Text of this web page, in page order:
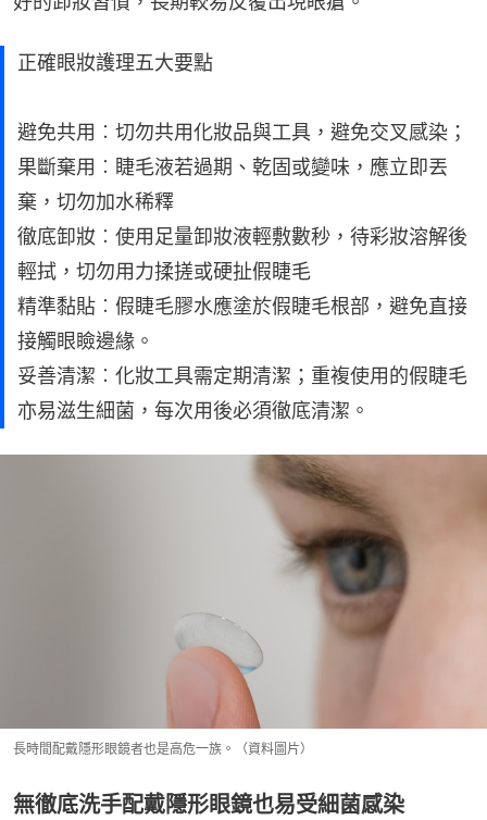
正確眼妝護理五大要點
避免共用︰切勿共用化妝品與工具，避免交叉感染；
果斷棄用︰睫毛液若過期、乾固或變味，應立即丟
棄，切勿加水稀釋
徹底卸妝︰使用足量卸妝液輕敷數秒，待彩妝溶解後
輕拭，切勿用力揉搓或硬扯假睫毛
精準黏貼︰假睫毛膠水應塗於假睫毛根部，避免直接
接觸眼瞼邊緣。
妥善清潔︰化妝工具需定期清潔；重複使用的假睫毛
亦易滋生細菌，每次用後必須徹底清潔。
長時間配戴隱形眼鏡者也是高危一族。（資料圖片）
無徹底洗手配戴隱形眼鏡也易受細菌感染